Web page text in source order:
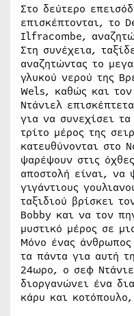
Στο δεύτερο
επισκέπτονται, το
Ilfracombe,
Στη συνέχεια,
αναζητώντας το
γλυκού νερού της
Wels, καθώς και
Ντάνιελ
για να συνεχίσει
τρίτο μέρος της
κατευθύνονται
ψαρέψουν στις
αποστολή είναι, να
γιγάντιους
ταξιδιού βρίσκει
Bobby και να τον
μυστικό μέρος σε
Μόνο ένας
τα πάντα για αυτή
24ωρο, ο σεφ
διοργανώνει ένα
κάρυ και